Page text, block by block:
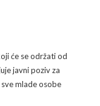
će se održati od
javni poziv za
mlade osobe